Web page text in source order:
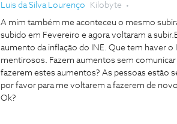
Luis da Silva Lourenço Kilobyte
A mim também me aconteceu o mesmo
subido em Fevereiro e agora voltaram a
aumento da inflação do INE. Que tem haver o
mentirosos. Fazem aumentos sem
fazerem estes aumentos? As pessoas estão
por favor para me voltarem a fazerem de
Ok?